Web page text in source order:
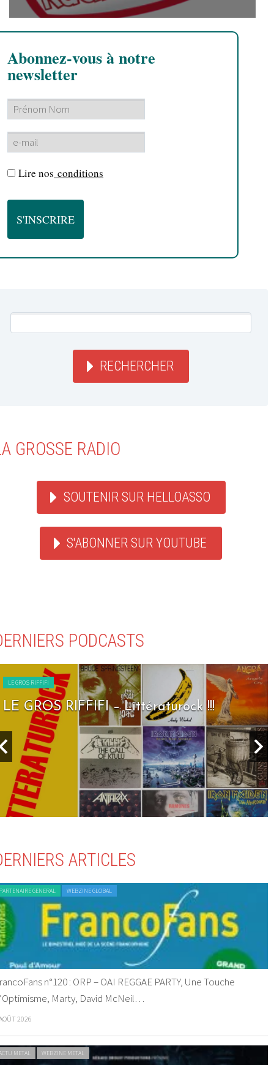
Abonnez-vous à notre
newsletter
Lire nos conditions
RECHERCHER
GROSSE RADIO
SOUTENIR SUR HELLOASSO
S'ABONNER SUR YOUTUBE
PODCASTS
LE GROS RIFFIFI
LE GROS RIFFIFI – Littératurock !!!
ARTICLES
GENERAL WEBZINE GLOBAL
n°120 : ORP – OAI REGGAE PARTY, Une Touche
Marty, David McNeil…
2026
METAL WEBZINE METAL